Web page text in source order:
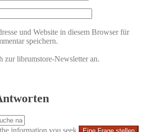
und Website in diesem Browser für
speichern.
zur librumstore-Newsletter an.
information you seek